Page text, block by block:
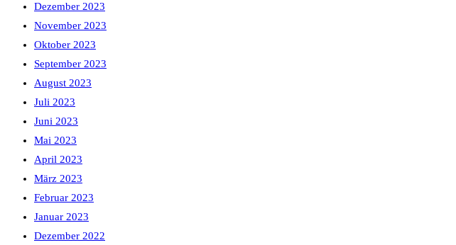
Dezember 2023
November 2023
Oktober 2023
September 2023
August 2023
Juli 2023
Juni 2023
Mai 2023
April 2023
März 2023
Februar 2023
Januar 2023
Dezember 2022